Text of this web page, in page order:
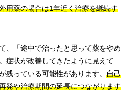
用薬の場合は1年近く治療を継続す
、「途中で治ったと思って薬をやめ
症状が改善してきたように見えて
残っている可能性があります。 自己
発や治療期間の延長につながります